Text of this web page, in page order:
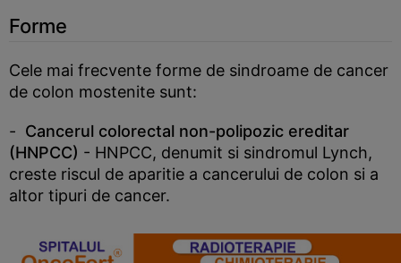
Forme
Cele mai frecvente forme de sindroame de cancer
de colon mostenite sunt:
- Cancerul colorectal non-polipozic ereditar
(HNPCC) - HNPCC, denumit si sindromul Lynch,
creste riscul de aparitie a cancerului de colon si a
altor tipuri de cancer.